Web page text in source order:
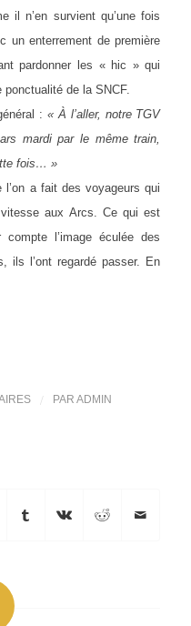
il n’en survient qu’une fois
un enterrement de première
pardonner les « hic » qui
de la SNCF.
:« À l’aller, notre TGV
mardi par le même train,
fois… »
a fait des voyageurs qui
aux Arcs. Ce qui est
l’image éculée des
ils l’ont regardé passer. En
/ PAR ADMIN